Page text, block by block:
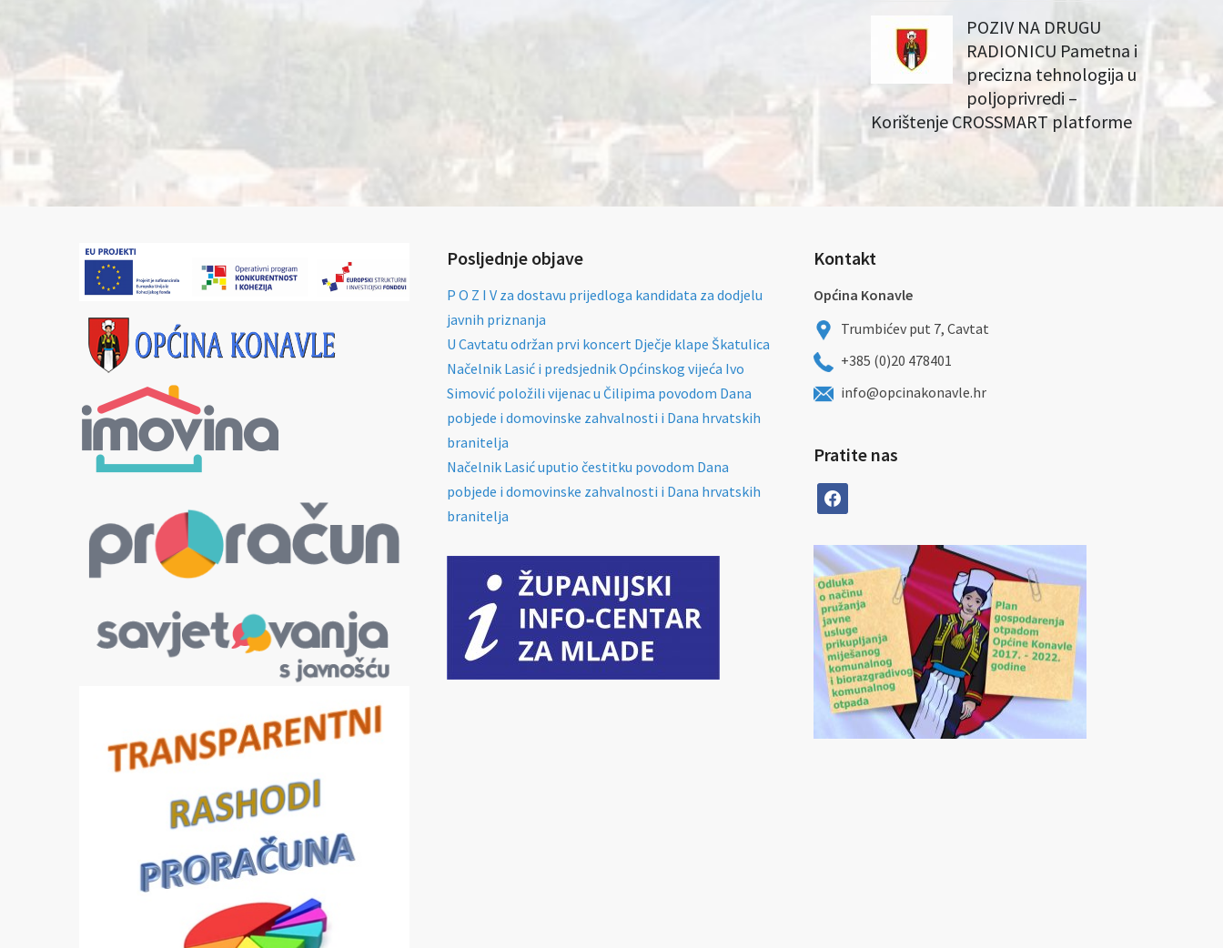
POZIV NA DRUGU
RADIONICU Pametna i
precizna tehnologija u
poljoprivredi –
Korištenje CROSSMART platforme
Posljednje objave
P O Z I V za dostavu prijedloga kandidata za dodjelu
javnih priznanja
U Cavtatu održan prvi koncert Dječje klape Škatulica
Načelnik Lasić i predsjednik Općinskog vijeća Ivo
Simović položili vijenac u Čilipima povodom Dana
pobjede i domovinske zahvalnosti i Dana hrvatskih
branitelja
Načelnik Lasić uputio čestitku povodom Dana
pobjede i domovinske zahvalnosti i Dana hrvatskih
branitelja
Kontakt
Općina Konavle
Trumbićev put 7, Cavtat
+385 (0)20 478401
info@opcinakonavle.hr
Pratite nas
facebook